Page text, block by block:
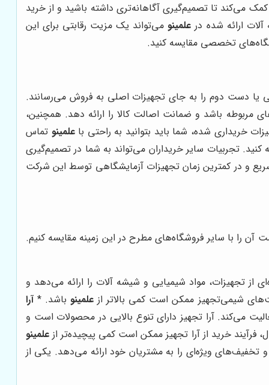
می‌کند تا تصمیم‌گیری آگاهانه‌تری داشته باشید و از خرید
ارائه شده در علمینومی‌تواند یک مزیت رقابتی برای این
تخصصی مقایسه کنید.
یا دست دوم را به جای تجهیزات اصلی به فروش می‌رسانند.
مربوطه باشد و ضمانت اصالت کالا را ارائه دهد. همچنین،
خریداری شده، شما باید بتوانید به راحتی باعلمینو تماس
کنید. تجربیات سایر خریداران می‌تواند به شما در تصمیم‌گیری
و در کمترین زمان تجهیزات آزمایشگاهی توسط این شرکت
آن را با سایر فروشگاه‌های مطرح در این زمینه مقایسه کنیم.
تجهیزات، مواد شیمیایی و شیشه آلات را ارائه می‌دهد و
شیمی‌تجهیز ممکن است کمی بالاتر از علمینوباشد. *آرا
می‌کند. آرا تجهیز دارای تنوع بالایی در محصولات است و
فرآیند خرید از آرا تجهیز ممکن است کمی پیچیده‌تر ازعلمینو
ویژه‌ای را به مشتریان خود ارائه می‌دهد. یکی از